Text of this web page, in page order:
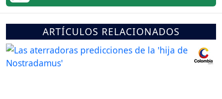
ARTÍCULOS RELACIONADOS